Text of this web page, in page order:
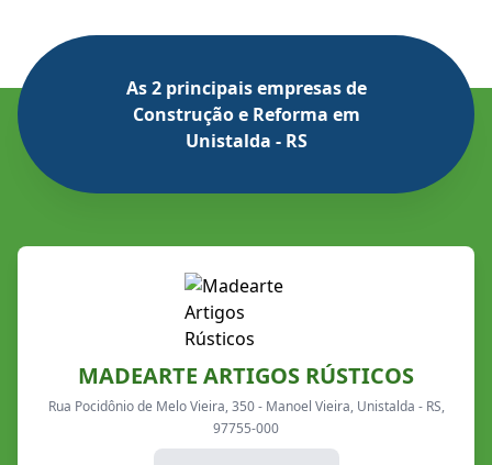
As 2 principais empresas de
Construção e Reforma em
Unistalda - RS
MADEARTE ARTIGOS RÚSTICOS
Rua Pocidônio de Melo Vieira, 350 - Manoel Vieira, Unistalda - RS,
97755-000